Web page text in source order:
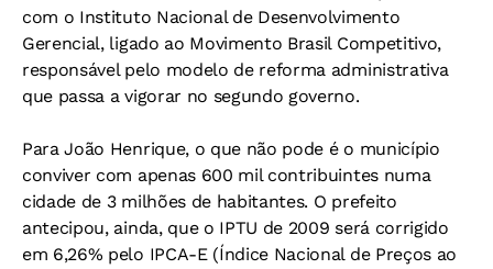
com o Instituto Nacional de Desenvolvimento
Gerencial, ligado ao Movimento Brasil Competitivo,
responsável pelo modelo de reforma administrativa
que passa a vigorar no segundo governo.
Para João Henrique, o que não pode é o município
conviver com apenas 600 mil contribuintes numa
cidade de 3 milhões de habitantes. O prefeito
antecipou, ainda, que o IPTU de 2009 será corrigido
em 6,26% pelo IPCA-E (Índice Nacional de Preços ao